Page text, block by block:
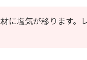
に塩気が移ります。